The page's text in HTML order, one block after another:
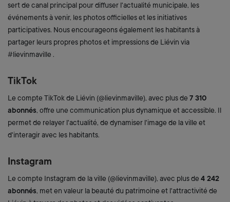
sert de canal principal pour diffuser l'actualité municipale, les
événements à venir, les photos officielles et les initiatives
participatives. Nous encourageons également les habitants à
partager leurs propres photos et impressions de Liévin via
#lievinmaville .
TikTok
Le compte TikTok de Liévin (@lievinmaville), avec plus de 7 310
abonnés, offre une communication plus dynamique et accessible. Il
permet de relayer l'actualité, de dynamiser l'image de la ville et
d'interagir avec les habitants.
Instagram
Le compte Instagram de la ville (@lievinmaville), avec plus de 4 242
abonnés, met en valeur la beauté du patrimoine et l'attractivité de